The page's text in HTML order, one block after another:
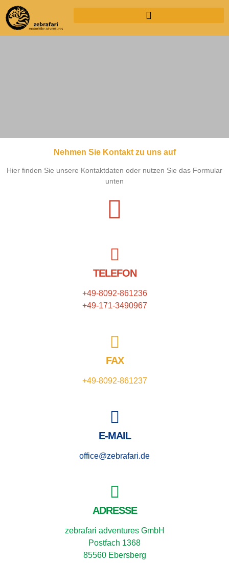
KONTAKT
Nehmen Sie Kontakt zu uns auf
Hier finden Sie unsere Kontaktdaten oder nutzen Sie das Formular
unten
TELEFON
+49-8092-861236
+49-171-3490967
FAX
+49-8092-861237
E-MAIL
office@zebrafari.de
ADRESSE
zebrafari adventures GmbH
Postfach 1368
85560 Ebersberg